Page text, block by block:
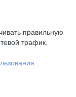
правильную
трафик.